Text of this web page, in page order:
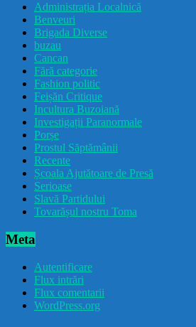
Administrația Localnică
Benveuri
Brigada Diverse
buzau
Cancan
Fără categorie
Fashion politic
Feișăn Critique
Incultura Buzoiană
Investigații Paranormale
Porșe
Prostul Săptămânii
Recente
Școala Ajutătoare de Presă
Serioase
Slavă Partidului
Tovarășul nostru Toma
Meta
Autentificare
Flux intrări
Flux comentarii
WordPress.org